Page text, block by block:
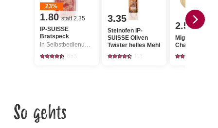
23%
1.80 statt 2.35
IP-SUISSE
Bratspeck
in Selbstbedienung, Angebot gilt nur vom 6.8. bis 12.8.2026, solange Vorrat.
3.35
Steinofen IP-
SUISSE Oliven
Twister helles Mehl
2.50
Migros Melone
Charentais
So gehts